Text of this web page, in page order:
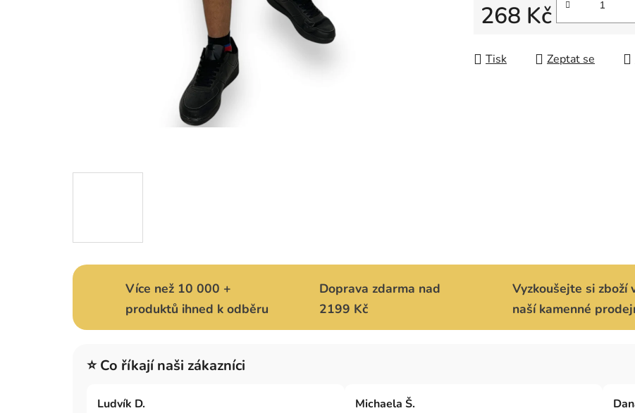
268 Kč
Tisk Zeptat se
Více než 10 000 +
produktů ihned k odběru
Doprava zdarma nad
2199 Kč
Vyzkoušejte si zboží
naší kamenné
⭐ Co říkají naši zákazníci
Ludvík D. Michaela Š.